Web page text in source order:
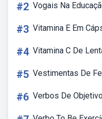
#2 Vogais Na
#3 Vitamina E Em
#4 Vitamina C De
#5 Vestimentas De
#6 Verbos De